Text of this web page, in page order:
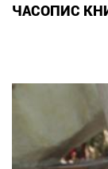
ЧАСОПИС